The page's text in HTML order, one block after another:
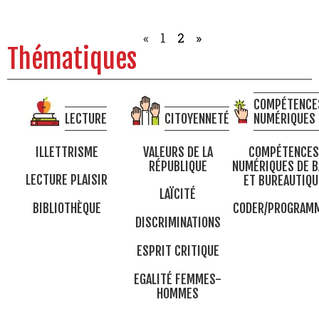
« 1 2 »
Thématiques
LECTURE
ILLETTRISME
LECTURE PLAISIR
BIBLIOTHÈQUE
CITOYENNETÉ
VALEURS DE LA
RÉPUBLIQUE
LAÏCITÉ
DISCRIMINATIONS
ESPRIT CRITIQUE
EGALITÉ FEMMES-
HOMMES
NUMÉRIQUES
COMPÉTENCES
NUMÉRIQUES DE
ET
CODER/